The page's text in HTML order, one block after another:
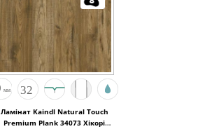
Ламінат Kaindl Natural Touch
Premium Plank 34073 Хікорі